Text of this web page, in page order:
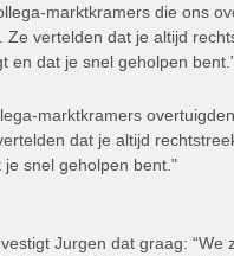
marktkramers die ons
Ze vertelden dat je altijd
en dat je snel geholpen
marktkramers
dat je altijd
je snel geholpen bent."
Jurgen dat graag: “We